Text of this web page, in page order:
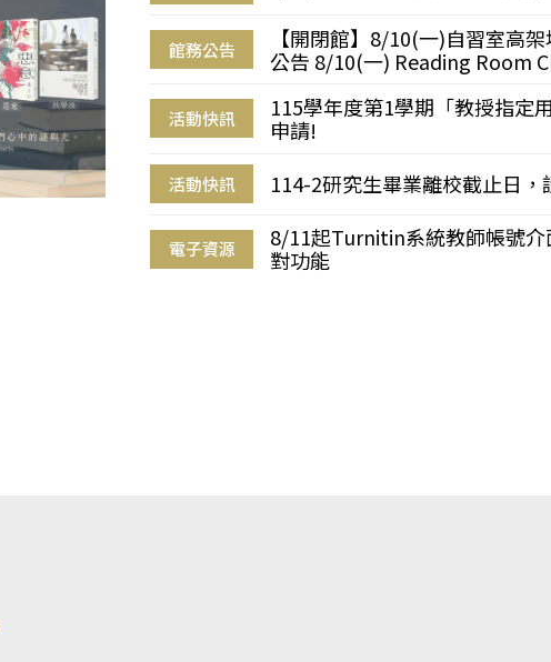
館務公告
【開閉館】8/10(一)自習室高
公告 8/10(一) Reading Room
活動快訊
115學年度第1學期「教授指定
申請!
活動快訊 114-2研究生畢業離校截止日
電子資源
8/11起Turnitin系統教師帳號
對功能